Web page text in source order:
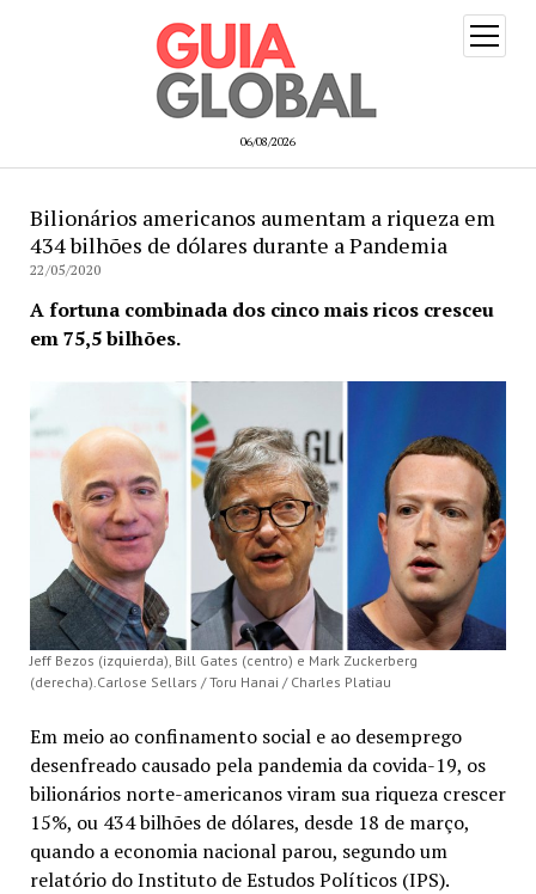
06/08/2026
open
menu
Bilionários americanos aumentam a riqueza em
434 bilhões de dólares durante a Pandemia
22/05/2020
A fortuna combinada dos cinco mais ricos cresceu
em 75,5 bilhões.
Jeff Bezos (izquierda), Bill Gates (centro) e Mark Zuckerberg
(derecha).Carlose Sellars / Toru Hanai / Charles Platiau
Em meio ao confinamento social e ao desemprego
desenfreado causado pela pandemia da covida-19, os
bilionários norte-americanos viram sua riqueza crescer
15%, ou 434 bilhões de dólares, desde 18 de março,
quando a economia nacional parou, segundo um
relatório do Instituto de Estudos Políticos (IPS).